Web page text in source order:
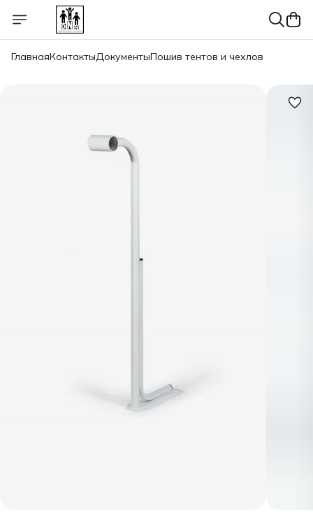
ГлавнаяКонтактыДокументыПошив тентов и чехлов